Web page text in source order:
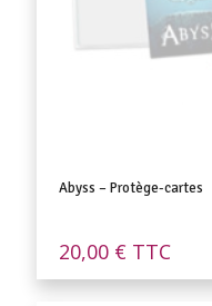
Abyss – Protège-cartes
20,00 € TTC